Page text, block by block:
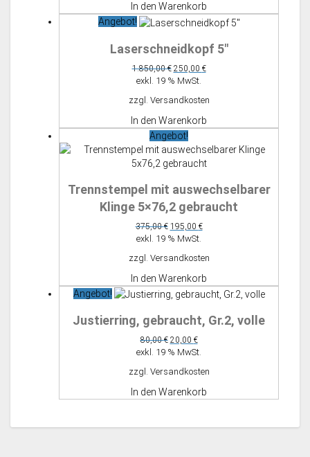
In den Warenkorb
Angebot!
Laserschneidkopf 5″
1.850,00€ Ursprünglicher
Preis
1.850,00 €
250,00 €Aktueller
250,00 €.
exkl. 19 % MwSt.
zzgl. Versandkosten
In den Warenkorb
Angebot!
Trennstempel mit auswechselbarer
Klinge 5×76,2 gebraucht
375,00€ Ursprünglicher
Preis
375,00 €
195,00 €Aktueller
195,00 €.
exkl. 19 % MwSt.
zzgl. Versandkosten
In den Warenkorb
Angebot!
Justierring, gebraucht, Gr.2, volle
80,00€ Ursprünglicher
Preis
80,00 €
20,00 €Aktueller
Preis
20,00 €.
exkl. 19 % MwSt.
zzgl. Versandkosten
In den Warenkorb